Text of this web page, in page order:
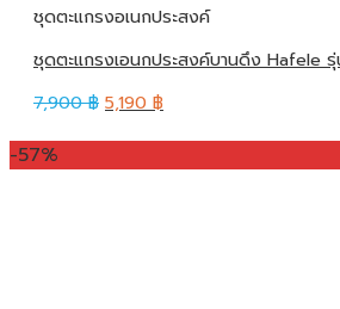
ชุดตะแกรงอเนกประสงค์
ชุดตะแกรงเอนกประสงค์บานดึง Hafele
7,900฿ 5,190฿
-57%